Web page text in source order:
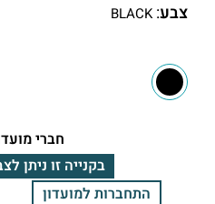
צבע:
BLACK
חברי
בקנייה זו ניתן לצבור כ-
התחברות למועדון